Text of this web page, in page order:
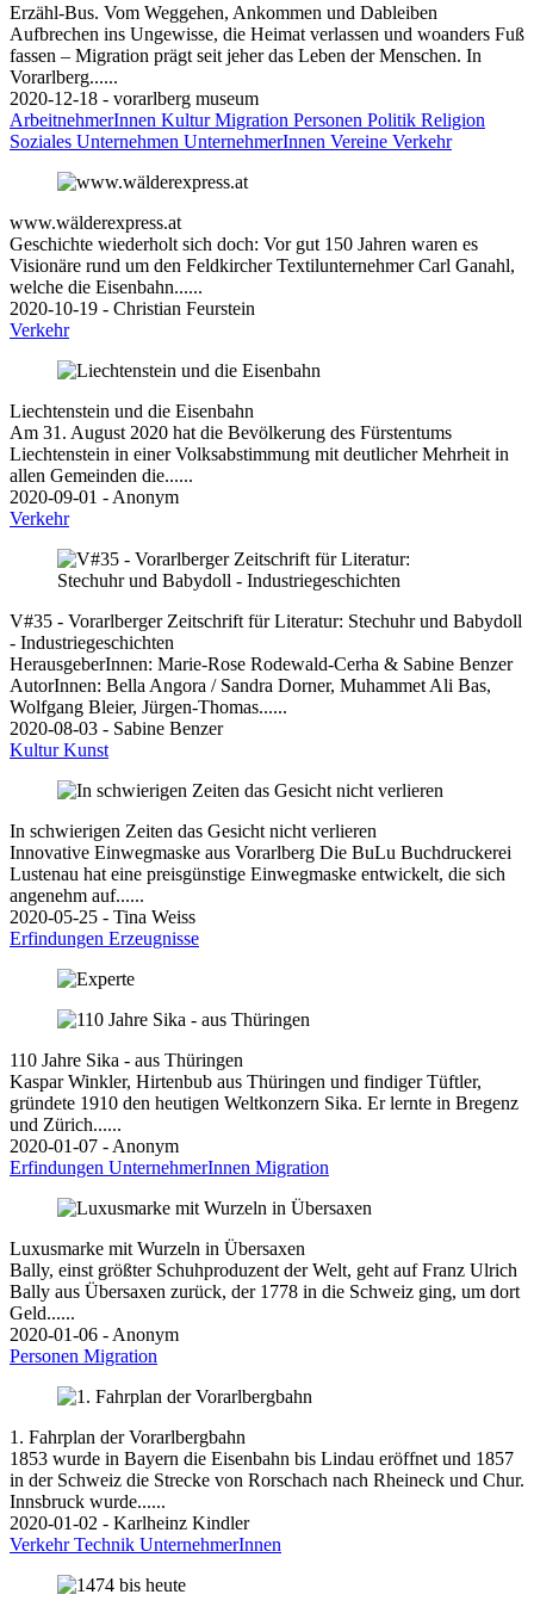
Erzähl-Bus. Vom Weggehen, Ankommen und Dableiben
Aufbrechen ins Ungewisse, die Heimat verlassen und woanders Fuß
fassen – Migration prägt seit jeher das Leben der Menschen. In
Vorarlberg......
2020-12-18 - vorarlberg museum
ArbeitnehmerInnen KulturMigration Personen Politik Religion
Soziales Unternehmen UnternehmerInnen Vereine Verkehr
www.wälderexpress.at
Geschichte wiederholt sich doch: Vor gut 150 Jahren waren es
Visionäre rund um den Feldkircher Textilunternehmer Carl Ganahl,
welche die Eisenbahn......
2020-10-19 - Christian Feurstein
Verkehr
Liechtenstein und die Eisenbahn
Am 31. August 2020 hat die Bevölkerung des Fürstentums
Liechtenstein in einer Volksabstimmung mit deutlicher Mehrheit in
allen Gemeinden die......
2020-09-01 - Anonym
Verkehr
V#35 - Vorarlberger Zeitschrift für Literatur: Stechuhr und Babydoll
- Industriegeschichten
HerausgeberInnen: Marie-Rose Rodewald-Cerha & Sabine Benzer
AutorInnen: Bella Angora / Sandra Dorner, Muhammet Ali Bas,
Wolfgang Bleier, Jürgen-Thomas......
2020-08-03 - Sabine Benzer
KulturKunst
In schwierigen Zeiten das Gesicht nicht verlieren
Innovative Einwegmaske aus Vorarlberg Die BuLu Buchdruckerei
Lustenau hat eine preisgünstige Einwegmaske entwickelt, die sich
angenehm auf......
2020-05-25 - Tina Weiss
Erfindungen Erzeugnisse
110 Jahre Sika - aus Thüringen
Kaspar Winkler, Hirtenbub aus Thüringen und findiger Tüftler,
gründete 1910 den heutigen Weltkonzern Sika. Er lernte in Bregenz
und Zürich......
2020-01-07 - Anonym
Erfindungen UnternehmerInnen Migration
Luxusmarke mit Wurzeln in Übersaxen
Bally, einst größter Schuhproduzent der Welt, geht auf Franz Ulrich
Bally aus Übersaxen zurück, der 1778 in die Schweiz ging, um dort
Geld......
2020-01-06 - Anonym
Personen Migration
1. Fahrplan der Vorarlbergbahn
1853 wurde in Bayern die Eisenbahn bis Lindau eröffnet und 1857
in der Schweiz die Strecke von Rorschach nach Rheineck und Chur.
Innsbruck wurde......
2020-01-02 - Karlheinz Kindler
VerkehrTechnik UnternehmerInnen